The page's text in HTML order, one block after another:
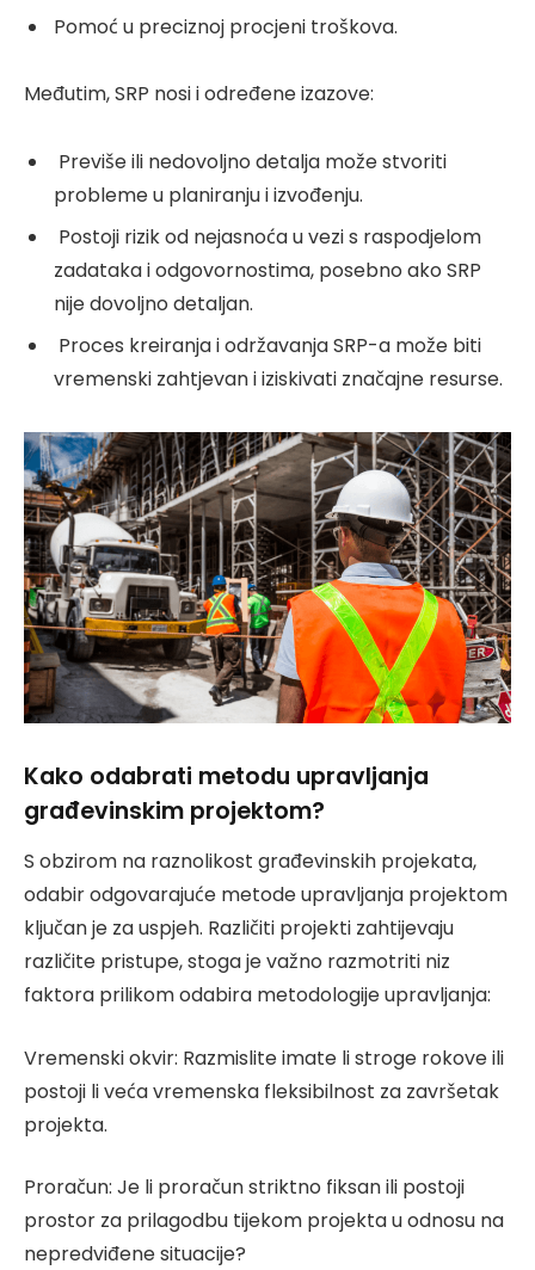
Pomoć u preciznoj procjeni troškova.
Međutim, SRP nosi i određene izazove:
Previše ili nedovoljno detalja može stvoriti
probleme u planiranju i izvođenju.
Postoji rizik od nejasnoća u vezi s raspodjelom
zadataka i odgovornostima, posebno ako SRP
nije dovoljno detaljan.
Proces kreiranja i održavanja SRP-a može biti
vremenski zahtjevan i iziskivati značajne resurse.
Kako odabrati metodu upravljanja
građevinskim projektom?
S obzirom na raznolikost građevinskih projekata,
odabir odgovarajuće metode upravljanja projektom
ključan je za uspjeh. Različiti projekti zahtijevaju
različite pristupe, stoga je važno razmotriti niz
faktora prilikom odabira metodologije upravljanja:
Vremenski okvir: Razmislite imate li stroge rokove ili
postoji li veća vremenska fleksibilnost za završetak
projekta.
Proračun: Je li proračun striktno fiksan ili postoji
prostor za prilagodbu tijekom projekta u odnosu na
nepredviđene situacije?